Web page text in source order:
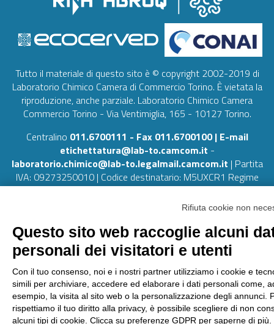
Tutto il materiale di questo sito è © copyright 2002-2019 di
Laboratorio Chimico Camera di Commercio Torino. È vietata la
riproduzione, anche parziale. Laboratorio Chimico Camera
Commercio Torino - Via Ventimiglia, 165 - 10127 Torino.
Centralino 011.6700111 - Fax 011.6700100 | E-mail
etichettatura@lab-to.camcom.it -
laboratorio.chimico@lab-to.legalmail.camcom.it | Partita
IVA: 09273250010 | Codice destinatario: M5UXCR1 Regime
split payment
Privacy Cookie
Rifiuta cookie non
Questo sito web raccoglie alcuni
personali dei visitatori e utenti
Con il tuo consenso, noi e i nostri partner utilizziamo i cookie e
simili per archiviare, accedere ed elaborare i dati personali come,
esempio, la visita al sito web o la personalizzazione degli annunci.
rispettiamo il tuo diritto alla privacy, è possibile scegliere di non
alcuni tipi di cookie. Clicca su preferenze GDPR per saperne di più.